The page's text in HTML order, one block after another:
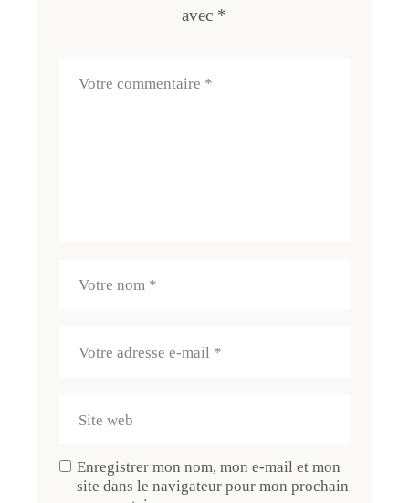
avec *
Enregistrer mon nom, mon e-mail et mon
site dans le navigateur pour mon prochain